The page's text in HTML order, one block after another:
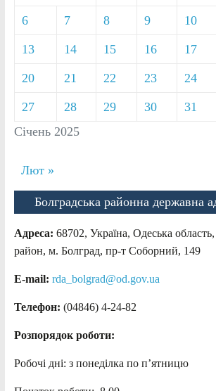
Січень 2025
6 7 8 9 10
13 14 15 16 17
20 21 22 23 24
27 28 29 30 31
Лют »
Болградська районна державна
Адреса: 68702, Україна, Одеська
район, м. Болград, пр-т Соборний, 149
E-mail: rda_bolgrad@od.gov.ua
Телефон: (04846) 4-24-82
Розпорядок роботи:
Робочі дні: з понеділка по п’ятницю